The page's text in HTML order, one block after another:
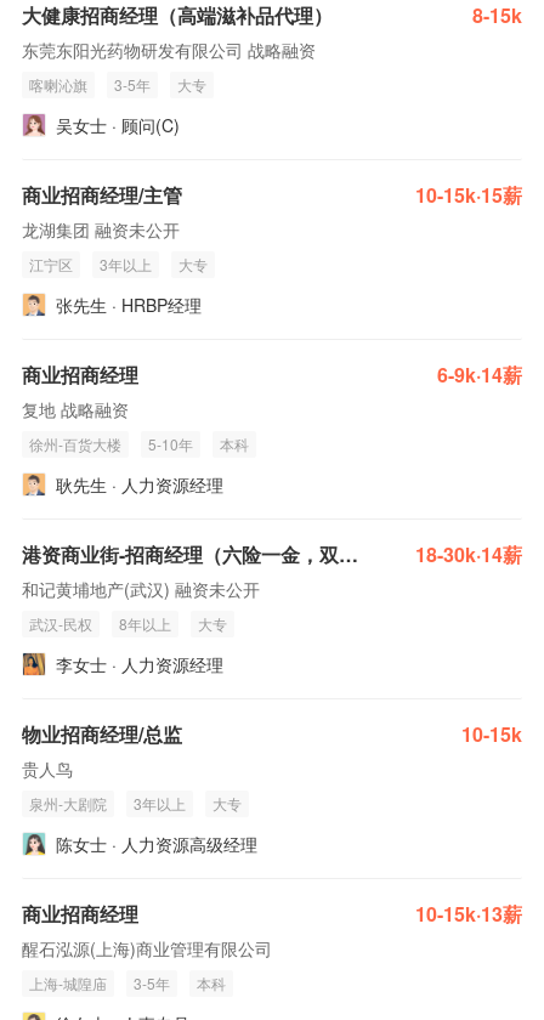
大健康招商经理（高端滋补品代理） 8-15k
东莞东阳光药物研发有限公司 战略融资
喀喇沁旗 3-5年 大专
吴女士 · 顾问(C)
商业招商经理/主管 10-15k·15薪
龙湖集团 融资未公开
江宁区 3年以上 大专
张先生 · HRBP经理
商业招商经理 6-9k·14薪
复地 战略融资
徐州-百货大楼 5-10年 本科
耿先生 · 人力资源经理
港资商业街-招商经理（六险一金，双休，带团队） 18-30k·14薪
和记黄埔地产(武汉) 融资未公开
武汉-民权 8年以上 大专
李女士 · 人力资源经理
物业招商经理/总监 10-15k
贵人鸟
泉州-大剧院 3年以上 大专
陈女士 · 人力资源高级经理
商业招商经理 10-15k·13薪
醒石泓源(上海)商业管理有限公司
上海-城隍庙 3-5年 本科